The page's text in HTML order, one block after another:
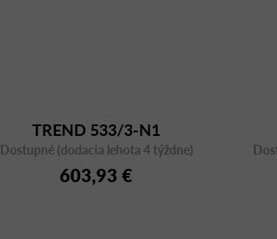
TREND 533/3-N1
Dostupné (dodacia lehota 4 týždne)
603,93 €